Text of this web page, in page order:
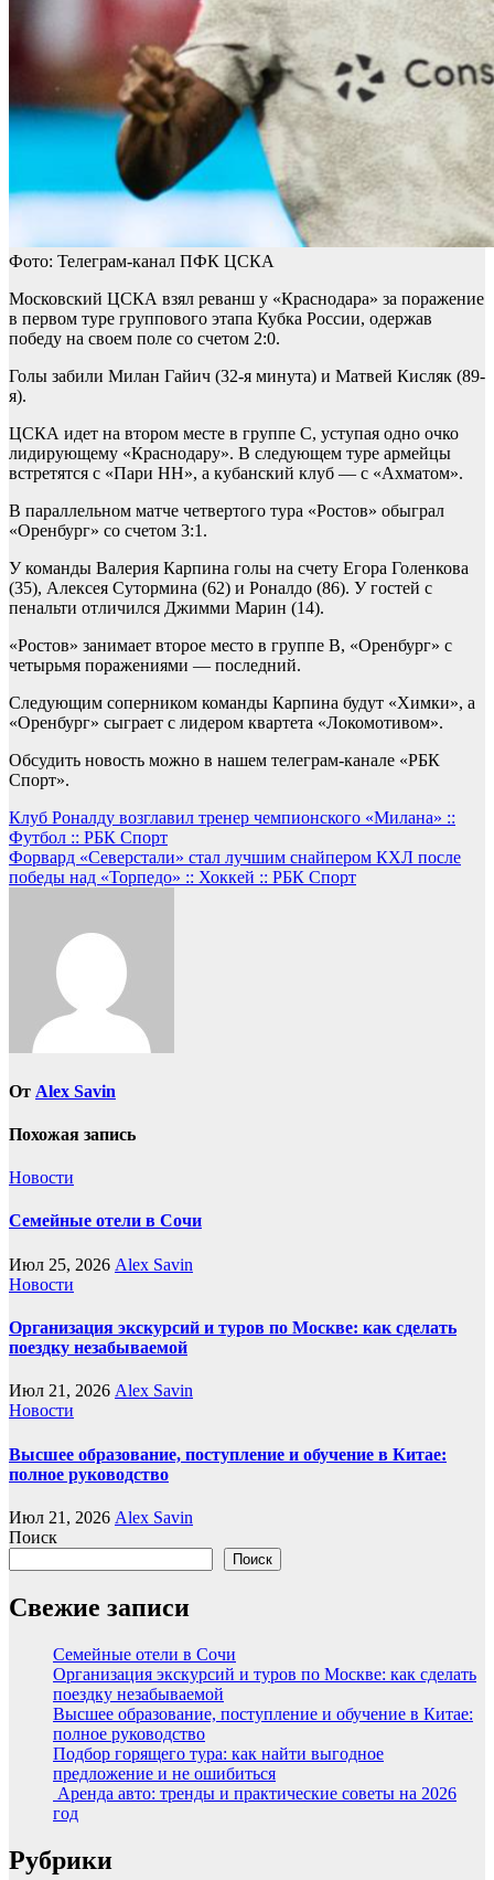
Фото: Телеграм-канал ПФК ЦСКА
Московский ЦСКА взял реванш у «Краснодара» за поражение
в первом туре группового этапа Кубка России, одержав
победу на своем поле со счетом 2:0.
Голы забили Милан Гайич (32-я минута) и Матвей Кисляк (89-
я).
ЦСКА идет на втором месте в группе С, уступая одно очко
лидирующему «Краснодару». В следующем туре армейцы
встретятся с «Пари НН», а кубанский клуб — с «Ахматом».
В параллельном матче четвертого тура «Ростов» обыграл
«Оренбург» со счетом 3:1.
У команды Валерия Карпина голы на счету Егора Голенкова
(35), Алексея Сутормина (62) и Роналдо (86). У гостей с
пенальти отличился Джимми Марин (14).
«Ростов» занимает второе место в группе B, «Оренбург» с
четырьмя поражениями — последний.
Следующим соперником команды Карпина будут «Химки», а
«Оренбург» сыграет с лидером квартета «Локомотивом».
Обсудить новость можно в нашем телеграм-канале «РБК
Спорт».
Навигация
по
записям
Клуб Роналду возглавил тренер чемпионского «Милана» ::
Футбол :: РБК Спорт
Форвард «Северстали» стал лучшим снайпером КХЛ после
победы над «Торпедо» :: Хоккей :: РБК Спорт
От Alex Savin
Похожая запись
Новости
Семейные отели в Сочи
Июл 25, 2026 Alex Savin
Новости
Организация экскурсий и туров по Москве: как сделать
поездку незабываемой
Июл 21, 2026 Alex Savin
Новости
Высшее образование, поступление и обучение в Китае:
полное руководство
Июл 21, 2026 Alex Savin
Поиск
Поиск
Свежие записи
Семейные отели в Сочи
Организация экскурсий и туров по Москве: как сделать
поездку незабываемой
Высшее образование, поступление и обучение в Китае:
полное руководство
Подбор горящего тура: как найти выгодное
предложение и не ошибиться
Аренда авто: тренды и практические советы на 2026
год
Рубрики